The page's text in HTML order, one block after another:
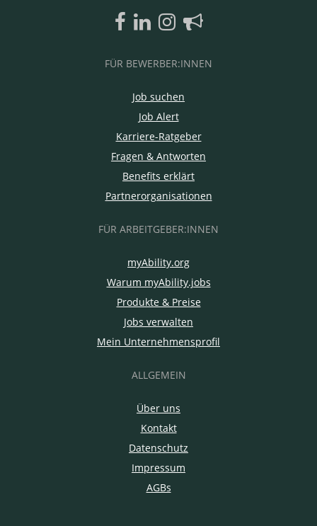
FÜR BEWERBER:INNEN
Job suchen
Job Alert
Karriere-Ratgeber
Fragen & Antworten
Benefits erklärt
Partnerorganisationen
FÜR ARBEITGEBER:INNEN
myAbility.org
Warum myAbility.jobs
Produkte & Preise
Jobs verwalten
Mein Unternehmensprofil
ALLGEMEIN
Über uns
Kontakt
Datenschutz
Impressum
AGBs